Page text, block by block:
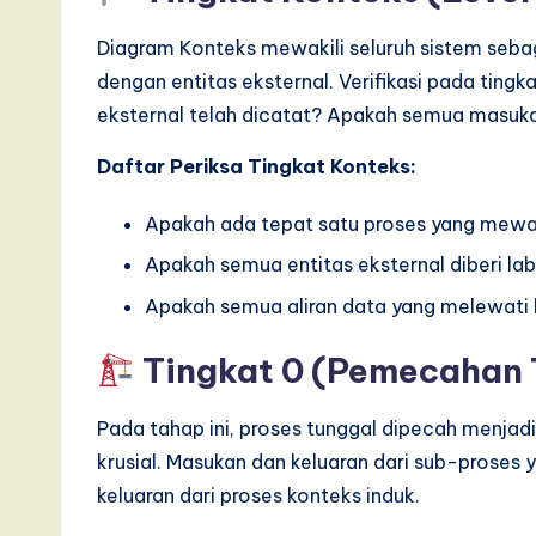
Diagram Konteks mewakili seluruh sistem
dengan entitas eksternal. Verifikasi pada
eksternal telah dicatat? Apakah semua
Daftar Periksa Tingkat Konteks:
Apakah ada tepat satu proses yang
Apakah semua entitas eksternal diberi
Apakah semua aliran data yang
Tingkat 0
Pada tahap ini, proses tunggal dipecah
krusial. Masukan dan keluaran dari sub-proses
keluaran dari proses konteks induk.